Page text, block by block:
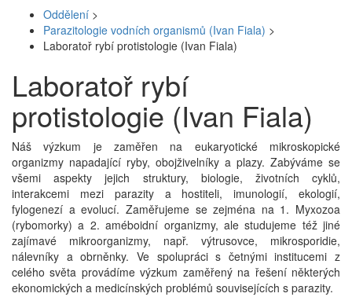
Oddělení >
Parazitologie vodních organismů (Ivan Fiala) >
Laboratoř rybí protistologie (Ivan Fiala)
Laboratoř rybí
protistologie (Ivan Fiala)
​Náš výzkum je zaměřen na eukaryotické mikroskopické
organizmy napadající ryby, obojživelníky a plazy. Zabýváme se
všemi aspekty jejich struktury, biologie, životních cyklů,
interakcemi mezi parazity a hostiteli, imunologií, ekologií,
fylogenezí a evolucí. Zaměřujeme se zejména na 1. Myxozoa
(rybomorky) a 2. améboidní organizmy, ale studujeme též jiné
zajímavé mikroorganizmy, např. výtrusovce, mikrosporidie,
nálevníky a obrněnky. Ve spolupráci s četnými institucemi z
celého světa provádíme výzkum zaměřený na řešení některých
ekonomických a medicínských problémů souvisejících s parazity.